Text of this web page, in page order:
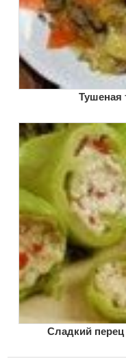
Тушеная
Сладкий